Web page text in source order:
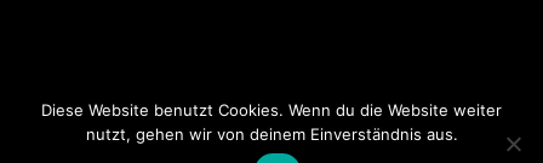
© Copyright 2020 VPDesign
Diese Website benutzt Cookies. Wenn du die Website weiter
nutzt, gehen wir von deinem Einverständnis aus.